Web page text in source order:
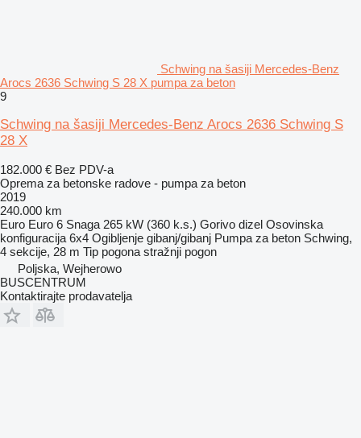
Schwing na šasiji Mercedes-Benz
Arocs 2636 Schwing S 28 X pumpa za beton
9
Schwing na šasiji Mercedes-Benz Arocs 2636 Schwing S
28 X
182.000 € Bez PDV-a
Oprema za betonske radove - pumpa za beton
2019
240.000 km
Euro Euro 6 Snaga 265 kW (360 k.s.) Gorivo dizel Osovinska
konfiguracija 6x4 Ogibljenje gibanj/gibanj Pumpa za beton Schwing,
4 sekcije, 28 m Tip pogona stražnji pogon
Poljska, Wejherowo
BUSCENTRUM
Kontaktirajte prodavatelja